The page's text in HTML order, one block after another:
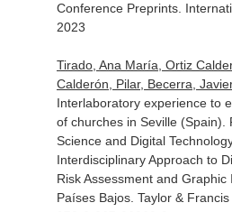
Conference Preprints.
2023
Tirado, Ana María, Ortiz
Calderón, Pilar, Becerra,
Interlaboratory experience to
of churches in Seville (Spain).
Science and Digital
Interdisciplinary Approach to
Risk Assessment and
Países Bajos. Taylor &